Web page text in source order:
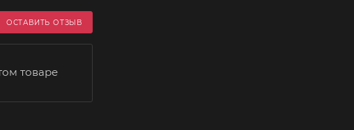
ОСТАВИТЬ ОТЗЫВ
товаре